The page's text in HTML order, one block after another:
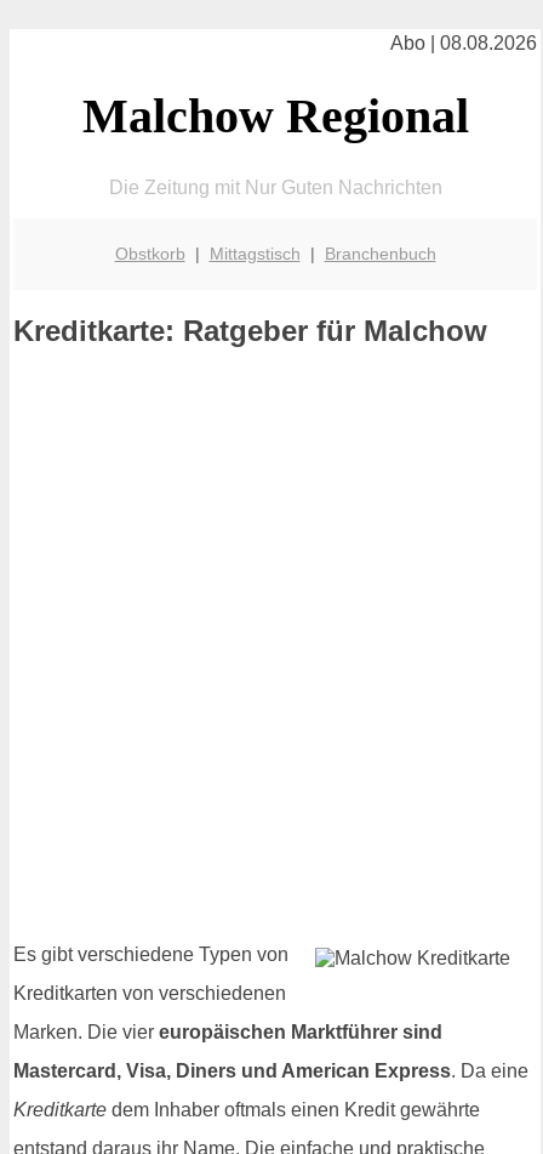
Abo | 08.08.2026
Malchow Regional
Die Zeitung mit Nur Guten Nachrichten
Obstkorb | Mittagstisch | Branchenbuch
Kreditkarte: Ratgeber für Malchow
Es gibt verschiedene Typen von
Kreditkarten von verschiedenen
Marken. Die vier europäischen Marktführer sind
Mastercard, Visa, Diners und American Express. Da eine
Kreditkarte dem Inhaber oftmals einen Kredit gewährte
entstand daraus ihr Name. Die einfache und praktische